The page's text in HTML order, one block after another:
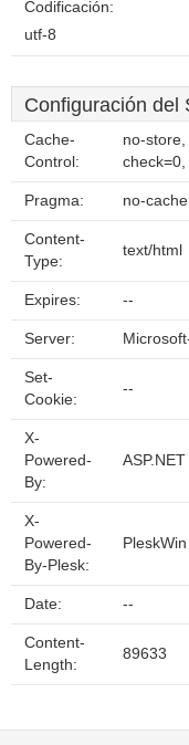
Codificación:
utf-8
Configuración del
Cache-
Control:
no-
Pragma: no-cache
Content-
Type:
text/html
Expires: --
Server:
Set-
Cookie:
--
X-
Powered-
By:
ASP.NET
X-
Powered-
By-Plesk:
PleskWin
Date: --
Content-
Length:
89633